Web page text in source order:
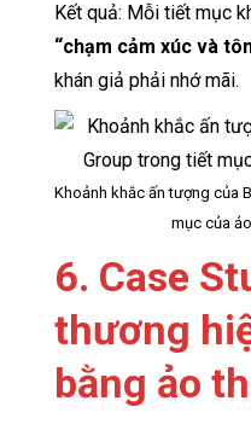
Kết quả: Mỗi tiết mục
“chạm cảm xúc và
khán giả phải nhớ mãi.
Khoảnh khắc ấn tượng của
mục của
6. Case
thương
bằng ảo